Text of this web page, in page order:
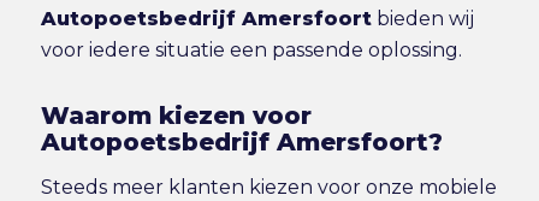
Autopoetsbedrijf Amersfoortbieden wij
voor iedere situatie een passende oplossing.
Waarom kiezen voor
Autopoetsbedrijf Amersfoort?
Steeds meer klanten kiezen voor onze mobiele